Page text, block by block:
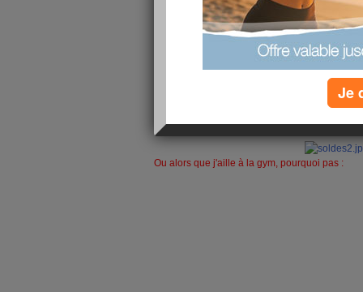
Après tout ça, petite visite chez
pas au gouter ….
Mais comment veux tu que je
Va falloir que je reparte en
Ou alors que j'aille à la gym, pourquoi pas :
Je